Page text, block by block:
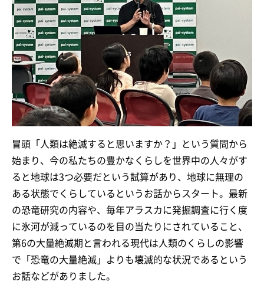
冒頭「人類は絶滅すると思いますか？」という質問から
始まり、今の私たちの豊かなくらしを世界中の人々がす
ると地球は3つ必要だという試算があり、地球に無理の
ある状態でくらしているというお話からスタート。最新
の恐竜研究の内容や、毎年アラスカに発掘調査に行く度
に氷河が減っているのを目の当たりにされていること、
第6の大量絶滅期と言われる現代は人類のくらしの影響
で「恐竜の大量絶滅」よりも壊滅的な状況であるという
お話などがありました。